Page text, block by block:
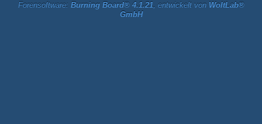
Forensoftware: Burning Board® 4.1.21, entwickelt von WoltLab®
GmbH